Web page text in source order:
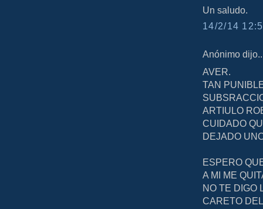
Un saludo.
14/2/14
Anónimo
AVER.
TAN
ARTIULO
CUIDADO
DEJADO
ESPERO
A MI ME
NO TE DIGO
CARETO